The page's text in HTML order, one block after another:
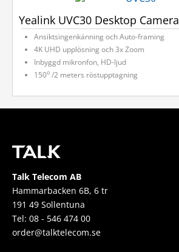
Yealink UVC30 Desktop Camera
Ansiktsingenkänning och Auto-framing
4K UHD upplösning och 3x Zoom
Inbyggd mikronfon, HD-ljud
150o /2 meters röstupptagning
Talk Telecom AB
Hammarbacken 6B, 6 tr
191 49 Sollentuna
Tel: 08 - 546 474 00
order@talktelecom.se